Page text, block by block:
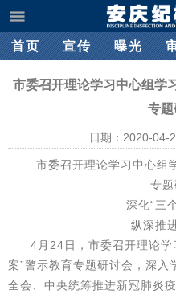
首页 宣传 曝光
市委召开理论学习中心组学
专
日期：2020-04-
市委召开理论学习中心组
专
深化“三
纵深推
4月24日，市委召开理论学
案”警示教育专题研讨会，深入
全会、中央统筹推进新冠肺炎